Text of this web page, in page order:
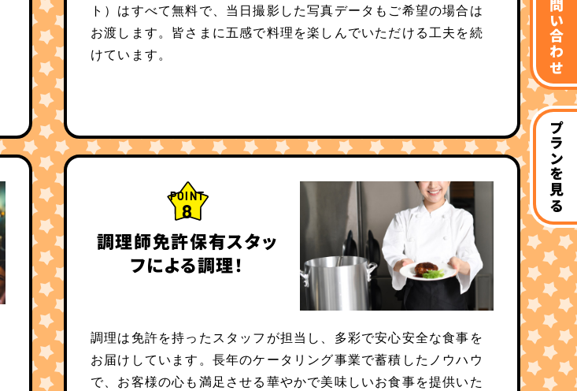
お問い合わせ
プランを見る
ト）はすべて無料で、当日撮影した写真データもご希望の場合は
お渡します。皆さまに五感で料理を楽しんでいただける工夫を続
けています。
POINT
8
調理師免許保有スタッ
フによる調理！
調理は免許を持ったスタッフが担当し、多彩で安心安全な食事を
お届けしています。長年のケータリング事業で蓄積したノウハウ
で、お客様の心も満足させる華やかで美味しいお食事を提供いた